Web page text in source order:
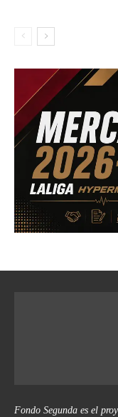
Fondo Segunda es el